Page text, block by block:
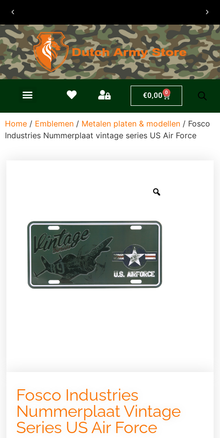
30 dagen
retouren
€0,00 0
Home / Emblemen / Metalen platen & modellen / Fosco
Industries Nummerplaat vintage series US Air Force
Fosco Industries
Nummerplaat Vintage
Series US Air Force